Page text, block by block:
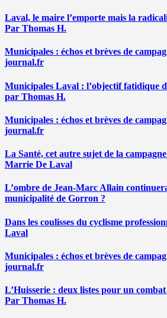
Laval, le maire l’emporte mais la
Par Thomas H.
Municipales : échos et brèves de
journal.fr
Municipales Laval : l’objectif fatidique
par Thomas H.
Municipales : échos et brèves de
journal.fr
La Santé, cet autre sujet de la
Marrie De Laval
L’ombre de Jean-Marc Allain
municipalité de Gorron ?
Dans les coulisses du cyclisme
Laval
Municipales : échos et brèves de
journal.fr
L’Huisserie : deux listes pour un
Par Thomas H.